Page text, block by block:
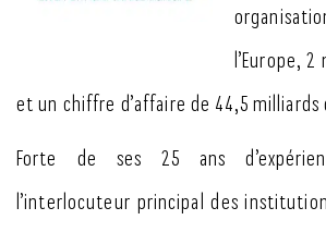
l’Europe,
et un chiffre d’affaire de 44,5 milliards
Forte de ses 25 ans
l’interlocuteur principal des